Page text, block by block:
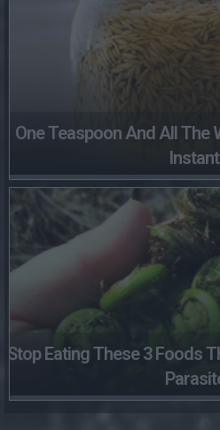
One Teaspoon And All The
Stop Eating These 3 Foods